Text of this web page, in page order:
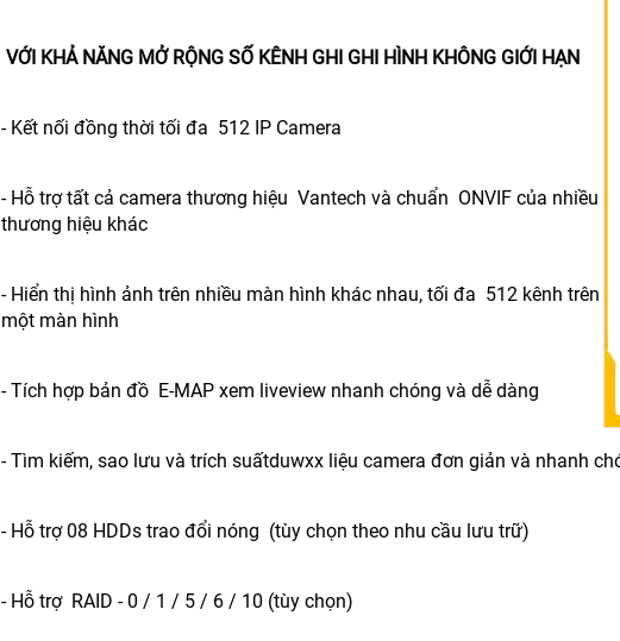
VỚI KHẢ NĂNG MỞ RỘNG SỐ KÊNH GHI GHI HÌNH KHÔNG GIỚI HẠN
- Kết nối đồng thời tối đa 512 IP Camera
- Hỗ trợ tất cả camera thương hiệu Vantech và chuẩn ONVIF của nhiều
thương hiệu khác
- Hiển thị hình ảnh trên nhiều màn hình khác nhau, tối đa 512 kênh trên
một màn hình
- Tích hợp bản đồ E-MAP xem liveview nhanh chóng và dễ dàng
- Tìm kiếm, sao lưu và trích suấtduwxx liệu camera đơn giản và nhanh
- Hỗ trợ 08 HDDs trao đổi nóng (tùy chọn theo nhu cầu lưu trữ)
- Hỗ trợ RAID - 0 / 1 / 5 / 6 / 10 (tùy chọn)